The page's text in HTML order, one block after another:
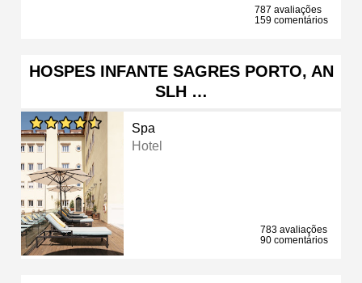
787 avaliações
159 comentários
HOSPES INFANTE SAGRES PORTO, AN
SLH …
Spa
Hotel
783 avaliações
90 comentários